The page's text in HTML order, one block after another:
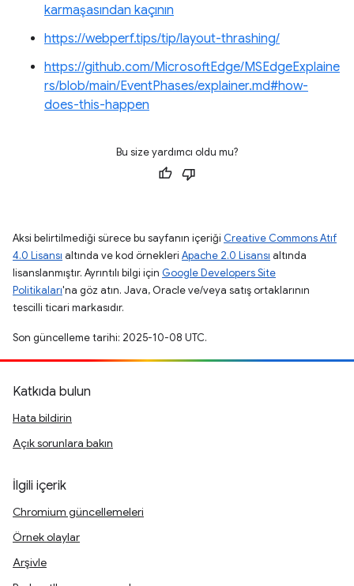
karmaşasından kaçının
https://webperf.tips/tip/layout-thrashing/
https://github.com/MicrosoftEdge/MSEdgeExplaine
rs/blob/main/EventPhases/explainer.md#how-
does-this-happen
Bu size yardımcı oldu mu?
Aksi belirtilmediği sürece bu sayfanın içeriği Creative Commons Atıf
4.0 Lisansı altında ve kod örnekleri Apache 2.0 Lisansı altında
lisanslanmıştır. Ayrıntılı bilgi için Google Developers Site
Politikaları'na göz atın. Java, Oracle ve/veya satış ortaklarının
tescilli ticari markasıdır.
Son güncelleme tarihi: 2025-10-08 UTC.
Katkıda bulun
Hata bildirin
Açık sorunlara bakın
İlgili içerik
Chromium güncellemeleri
Örnek olaylar
Arşivle